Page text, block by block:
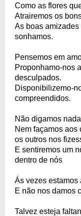
Como as flores
Atrairemos os
As boas
sonhamos.
Pensemos em
Proponhamo-nos
desculpados.
Disponibilizemo-
compreendidos.
Não digamos
Nem façamos aos
os outros nos
E sentiremos um
dentro de nós
Ás vezes estamos
E não nos damos
Talvez esteja